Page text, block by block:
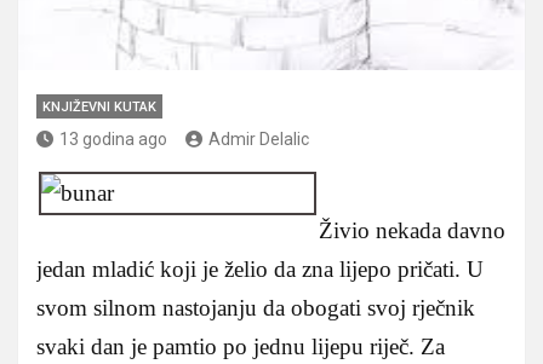
KNJIŽEVNI KUTAK
13 godina ago Admir Delalic
Živio nekada davno
jedan mladić koji je želio da zna lijepo pričati. U
svom silnom nastojanju da obogati svoj rječnik
svaki dan je pamtio po jednu lijepu riječ. Za